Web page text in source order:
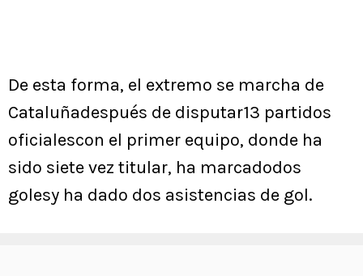
De esta forma, el extremo se marcha de
Cataluñadespués de disputar13 partidos
oficialescon el primer equipo, donde ha
sido siete vez titular, ha marcadodos
golesy ha dado dos asistencias de gol.